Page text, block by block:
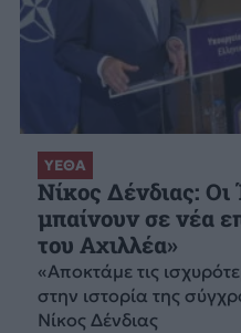
ΥΕΘΑ
Νίκος Δένδιας:
μπαίνουν σε νέα
του Αχιλλέα»
«Αποκτάμε τις
στην ιστορία της
Νίκος Δένδιας